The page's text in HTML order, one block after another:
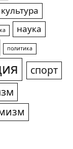
культура
наука
политика
спорт